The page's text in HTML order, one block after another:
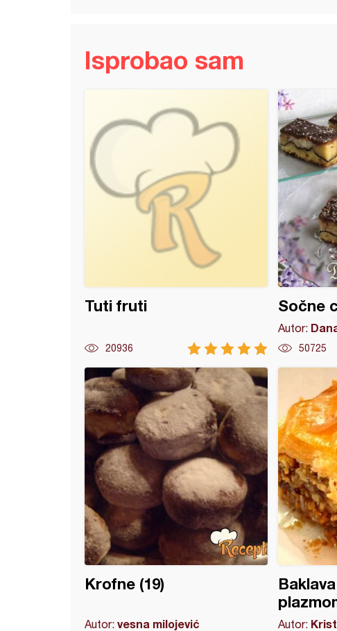
Isprobao sam
Tuti fruti
20936
Sočne
Autor:
50725
Krofne (19)
Autor: vesna milojević Autor: